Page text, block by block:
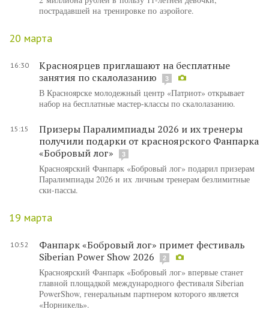
пострадавшей на тренировке по аэройоге.
20 марта
16:30
​Красноярцев приглашают на бесплатные
занятия по скалолазанию
3
В Красноярске молодежный центр «Патриот» открывает
набор на бесплатные мастер-классы по скалолазанию.
15:15
Призеры Паралимпиады 2026 и их тренеры
получили подарки от красноярского Фанпарка
«Бобровый лог»
3
Красноярский Фанпарк «Бобровый лог» подарил призерам
Паралимпиады 2026 и их личным тренерам безлимитные
ски-пассы.
19 марта
10:52
Фанпарк «Бобровый лог» примет фестиваль
Siberian Power Show 2026
2
Красноярский Фанпарк «Бобровый лог» впервые станет
главной площадкой международного фестиваля Siberian
PowerShow, генеральным партнером которого является
«Норникель».